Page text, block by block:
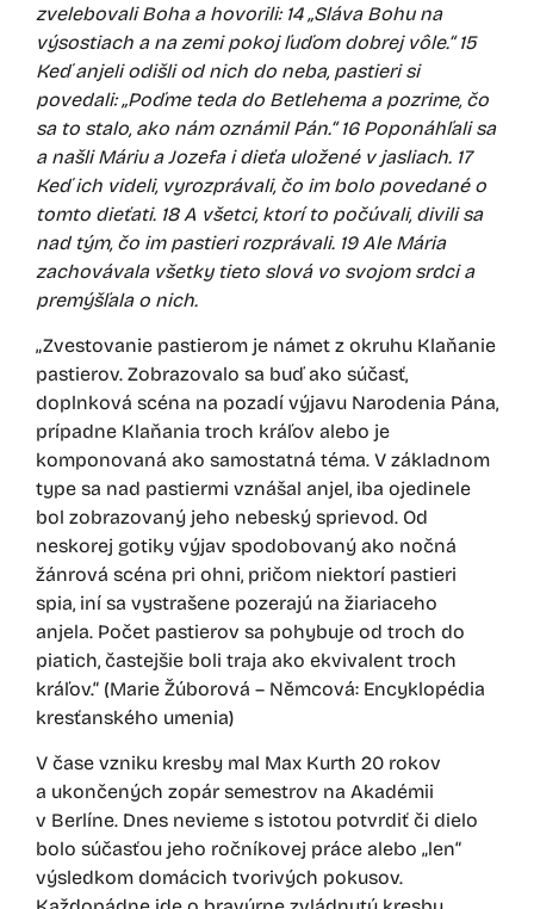
zvelebovali Boha a hovorili: 14„Sláva Bohu na
výsostiach a na zemi pokoj ľuďom dobrej vôle.“ 15
Keď anjeli odišli od nich do neba, pastieri si
povedali: „Poďme teda do Betlehema a pozrime, čo
sa to stalo, ako nám oznámil Pán.“ 16 Poponáhľali sa
a našli Máriu a Jozefa i dieťa uložené v jasliach. 17
Keď ich videli, vyrozprávali, čo im bolo povedané o
tomto dieťati. 18 A všetci, ktorí to počúvali, divili sa
nad tým, čo im pastieri rozprávali. 19Ale Mária
zachovávala všetky tieto slová vo svojom srdci a
premýšľala o nich.
„Zvestovanie pastierom je námet z okruhu Klaňanie
pastierov. Zobrazovalo sa buď ako súčasť,
doplnková scéna na pozadí výjavu Narodenia Pána,
prípadne Klaňania troch kráľov alebo je
komponovaná ako samostatná téma. V základnom
type sa nad pastiermi vznášal anjel, iba ojedinele
bol zobrazovaný jeho nebeský sprievod. Od
neskorej gotiky výjav spodobovaný ako nočná
žánrová scéna pri ohni, pričom niektorí pastieri
spia, iní sa vystrašene pozerajú na žiariaceho
anjela. Počet pastierov sa pohybuje od troch do
piatich, častejšie boli traja ako ekvivalent troch
kráľov.“ (Marie Žúborová – Němcová: Encyklopédia
kresťanského umenia)
V čase vzniku kresby mal Max Kurth 20 rokov
a ukončených zopár semestrov na Akadémii
v Berlíne. Dnes nevieme s istotou potvrdiť či dielo
bolo súčasťou jeho ročníkovej práce alebo „len“
výsledkom domácich tvorivých pokusov.